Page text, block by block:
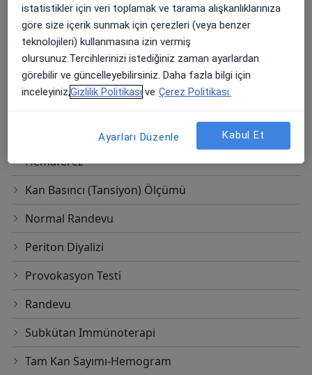
Enjeksiyon Im
Enjeksiyon Iv
Esd (Sedimantasyon)
Hemaferez
Kan Basıncı (Tansiyon) Ölçümü
Normal Randevu
Periton Diyalizi
Provokasyon Testi
Randevu
Subkütan Immünoterapi
Tam Kan Sayımı-Hemogram
istatistikler için veri toplamak ve tarama alışkanlıklarınıza
göre size içerik sunmak için çerezleri (veya benzer
teknolojileri) kullanmasına izin vermiş
olursunuz.Tercihlerinizi istediğiniz zaman ayarlardan
görebilir ve güncelleyebilirsiniz. Daha fazla bilgi için
inceleyiniz,Gizlilik Politikası ve Çerez Politikası.
Ayarları Düzenle Kabul Et